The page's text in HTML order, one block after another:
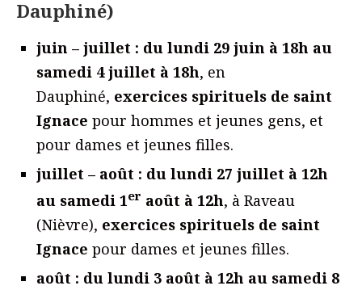
Dauphiné)
juin – juillet : du lundi 29 juin à 18h au
samedi 4 juillet à 18h, en
Dauphiné, exercices spirituels de saint
Ignace pour hommes et jeunes gens, et
pour dames et jeunes filles.
juillet – août : du lundi 27 juillet à 12h
au samedi 1er août à 12h, à Raveau
(Nièvre), exercices spirituels de saint
Ignace pour dames et jeunes filles.
août : du lundi 3 août à 12h au samedi 8